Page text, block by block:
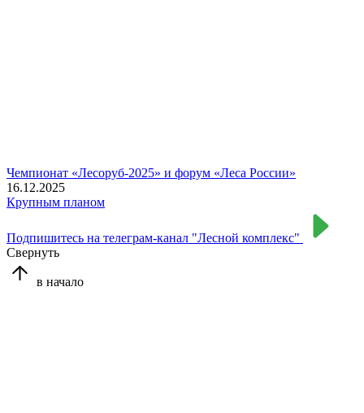
Чемпионат «Лесоруб-2025» и форум «Леса России»
16.12.2025
Крупным планом
Подпишитесь на телеграм-канал "Лесной комплекс"
Свернуть
в начало